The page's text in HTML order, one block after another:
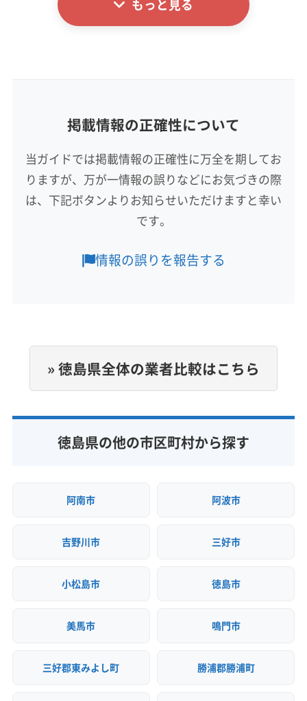
基本情報
代表者名
三好郡東みよし町
勝浦郡勝浦町
勝浦郡上勝町
那賀郡那賀町
板野郡松茂町
板野郡上板町
板野郡板野町
板野郡北島町
板野郡藍住町
名西郡石井町
もっと見る
9:00〜18:00
非公開
もっと見る
掲載情報の正確性について
当ガイドでは掲載情報の正確性に万全を期してお
りますが、万が一情報の誤りなどにお気づきの際
は、下記ボタンよりお知らせいただけますと幸い
です。
情報の誤りを報告する
» 徳島県全体の業者比較はこちら
徳島県の他の市区町村から探す
阿南市 阿波市
吉野川市 三好市
小松島市 徳島市
美馬市 鳴門市
三好郡東みよし町 勝浦郡勝浦町